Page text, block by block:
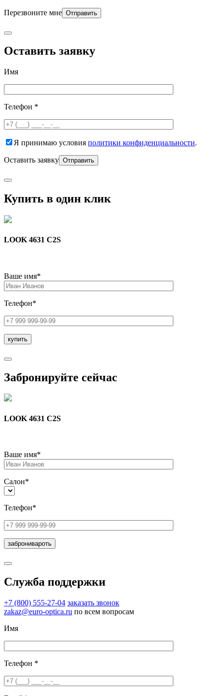
Перезвоните мне
Оставить заявку
Имя
Телефон *
Я принимаю условия политики конфиденциальности.
Оставить заявку
Купить в один клик
LOOK 4631 C2S
Ваше имя*
Телефон*
Забронируйте сейчас
LOOK 4631 C2S
Ваше имя*
Салон*
Телефон*
Служба поддержки
+7 (800) 555-27-04 заказать звонок
zakaz@euro-optica.ru по всем вопросам
Имя
Телефон *